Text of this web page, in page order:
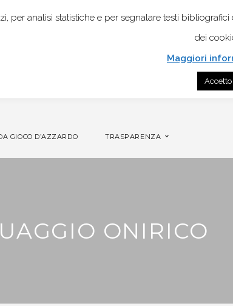
GIOCO D’AZZARDO TRASPARENZA
ONIRICO
per analisi statistiche e per segnalare testi
dei
Maggiori
Accetto